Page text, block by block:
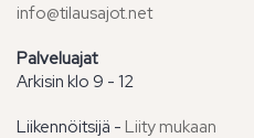
info@tilausajot.net
Palveluajat
Arkisin klo 9 - 12
Liikennöitsijä - Liity mukaan